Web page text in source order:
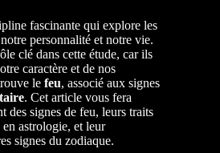
fascinante qui explore les
personnalité et notre vie.
clé dans cette étude, car ils
caractère et de nos
le feu, associé aux signes
. Cet article vous fera
des signes de feu, leurs traits
astrologie, et leur
signes du zodiaque.